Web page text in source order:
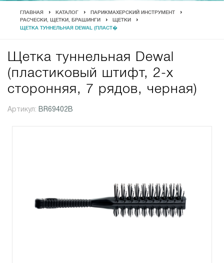
ГЛАВНАЯ КАТАЛОГ
ПАРИКМАХЕРСКИЙ ИНСТРУМЕНТ
РАСЧЕСКИ, ЩЕТКИ, БРАШИНГИ
ЩЕТКИ
ЩЕТКА ТУННЕЛЬНАЯ DEWAL (ПЛАСТ�
Щетка туннельная Dewal
(пластиковый штифт, 2-х
сторонняя, 7 рядов, черная)
Артикул: BR69402B